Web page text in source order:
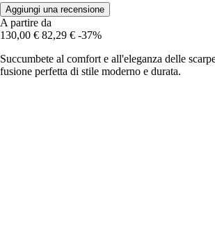
Aggiungi una recensione
A partire da
130,00 € 82,29 € -37%
Succumbete al comfort e all'eleganza delle
fusione perfetta di stile moderno e durata.